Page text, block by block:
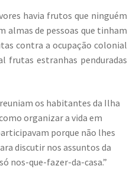
havia frutos que ninguém
almas de pessoas que tinham
contra a ocupação colonial
frutas estranhas penduradas
os habitantes da Ilha
organizar a vida em
porque não lhes
discutir nos assuntos da
nos-que-fazer-da-casa.”